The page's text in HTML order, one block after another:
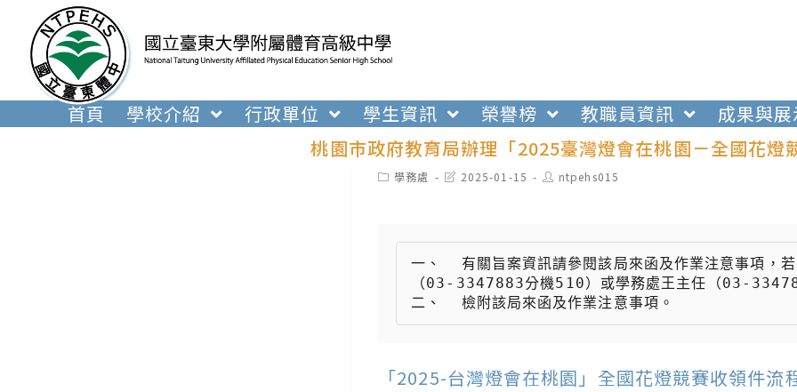
內
首頁 學校介紹 行政單位 學生資訊 榮譽榜 教職員資訊
成果與
桃園市政府教育局辦理「2025臺灣燈會在桃園－全國花燈
Post學務處
Post2025-01-15
Post
author:
ntpehs015
一、  有關旨案資訊請參閱該局來函及作業注意事項，
（03-3347883分機510）或學務處王主任（03-
二、  檢附該局來函及作業注意事項。
「2025-台灣燈會在桃園」全國花燈競賽收領件流